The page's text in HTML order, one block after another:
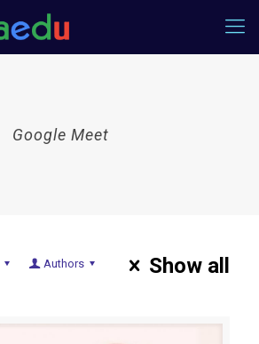
Google Meet
Authors Show all